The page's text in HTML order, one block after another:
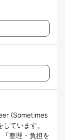
(Sometimes
ています。
「整理・負担を